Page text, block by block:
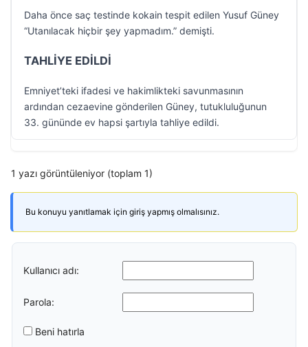
Daha önce saç testinde kokain tespit edilen Yusuf Güney
“Utanılacak hiçbir şey yapmadım.” demişti.
TAHLİYE EDİLDİ
Emniyet’teki ifadesi ve hakimlikteki savunmasının
ardından cezaevine gönderilen Güney, tutukluluğunun
33. gününde ev hapsi şartıyla tahliye edildi.
1 yazı görüntüleniyor (toplam 1)
Bu konuyu yanıtlamak için giriş yapmış olmalısınız.
Kullanıcı adı:
Parola:
Beni hatırla